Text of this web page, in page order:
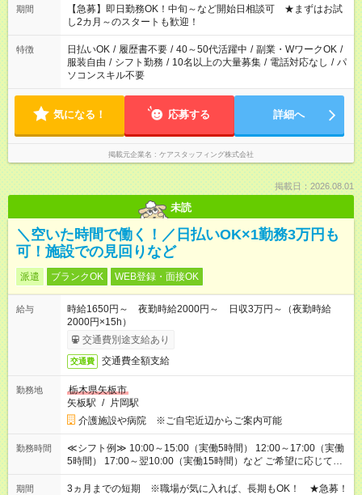
期間
【急募】即日勤務OK！中旬～など開始日相談可 ★まずはお試
し2カ月～のスタートも歓迎！
特徴 日払いOK / 履歴書不要 / 40～50代活躍中 / 副業・WワークOK /
服装自由 / シフト勤務 / 10名以上の大量募集 / 電話対応なし / パ
ソコンスキル不要
気になる！ 応募する 詳細へ
掲載元企業名 ケアスタッフィング株式会社
掲載日：2026.08.01
未読
＼空いた時間で働く！／日払いOK×1勤務3万円も
可！施設での見回りなど
派遣 ブランクOK WEB登録・面接OK
給与
時給1650円～ 夜勤時給2000円～ 日収3万円～（夜勤時給
2000円×15h）
交通費別途支給あり
交通費 交通費全額支給
勤務地
栃木県矢板市
矢板駅 / 片岡駅
介護施設や病院 ※ご自宅近辺からご案内可能
勤務時間
≪シフト例≫ 10:00～15:00（実働5時間） 12:00～17:00（実働
5時間） 17:00～翌10:00（実働15時間）など ご希望に応じて、
働く時間は調整できます！ お気軽に担当へ相談ください！
期間
3ヵ月までの短期 ※職場が気に入れば、長期もOK！ ★急募！